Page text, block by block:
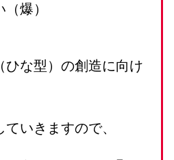
爆）
ひな型）の創造に向け
いきますので、